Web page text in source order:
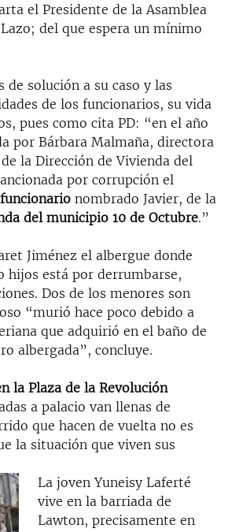
el Presidente de la Asamblea
del que espera un mínimo
de solución a su caso y las
de los funcionarios, su vida
pues como cita PD: “en el año
por Bárbara Malmaña, directora
la Dirección de Vivienda del
por corrupción el
funcionario nombrado Javier, de la
del municipio 10 de Octubre.”
Jiménez el albergue donde
hijos está por derrumbarse,
Dos de los menores son
“murió hace poco debido a
que adquirió en el baño de
albergada”, concluye.
la Plaza de la Revolución
a palacio van llenas de
que hacen de vuelta no es
la situación que viven sus
La joven Yuneisy Laferté
vive en la barriada de
Lawton, precisamente en